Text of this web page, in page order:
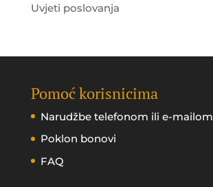
Uvjeti poslovanja
Pomoć korisnicima
Narudžbe telefonom ili e-mailom
Poklon bonovi
FAQ